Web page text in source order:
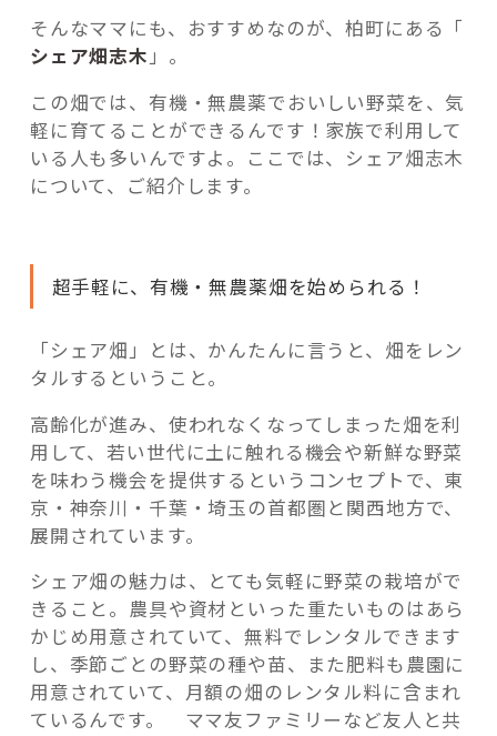
畑」”
の
そんなママにも、おすすめなのが、柏町にある「
シェア畑志木」。
この畑では、有機・無農薬でおいしい野菜を、気
軽に育てることができるんです！家族で利用して
いる人も多いんですよ。ここでは、シェア畑志木
について、ご紹介します。
超手軽に、有機・無農薬畑を始められる！
「シェア畑」とは、かんたんに言うと、畑をレン
タルするということ。
高齢化が進み、使われなくなってしまった畑を利
用して、若い世代に土に触れる機会や新鮮な野菜
を味わう機会を提供するというコンセプトで、東
京・神奈川・千葉・埼玉の首都圏と関西地方で、
展開されています。
シェア畑の魅力は、とても気軽に野菜の栽培がで
きること。農具や資材といった重たいものはあら
かじめ用意されていて、無料でレンタルできます
し、季節ごとの野菜の種や苗、また肥料も農園に
用意されていて、月額の畑のレンタル料に含まれ
ているんです。 ママ友ファミリーなど友人と共